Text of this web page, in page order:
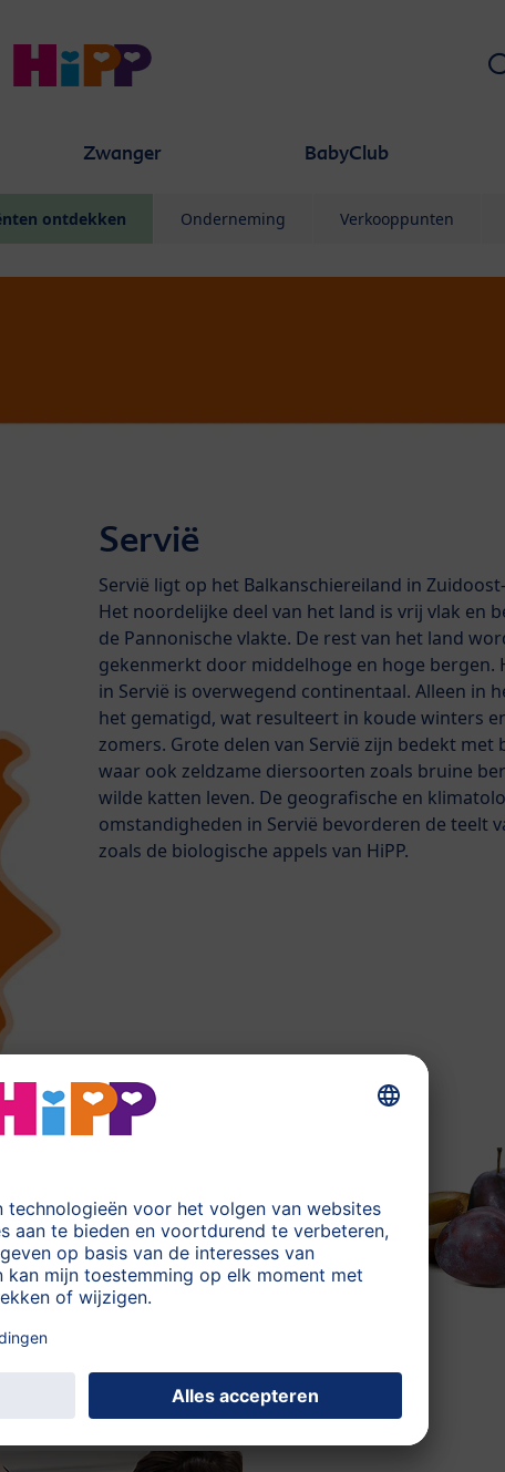
Zwanger BabyClub
ontdekken Onderneming Verkooppunten
Servië
Servië ligt op het Balkanschiereiland in
Het noordelijke deel van het land is vrij vlak en
de Pannonische vlakte. De rest van het land
gekenmerkt door middelhoge en hoge bergen.
in Servië is overwegend continentaal. Alleen in
het gematigd, wat resulteert in koude winters
zomers. Grote delen van Servië zijn bedekt met
waar ook zeldzame diersoorten zoals bruine
wilde katten leven. De geografische en
omstandigheden in Servië bevorderen de teelt
zoals de biologische appels van HiPP.